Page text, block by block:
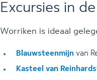
Excursies in
Worriken is ideaal
Blauwsteenmijn van
Kasteel van